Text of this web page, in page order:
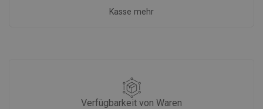
Kasse mehr
Verfügbarkeit von Waren